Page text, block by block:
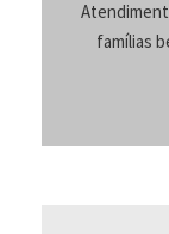
famílias